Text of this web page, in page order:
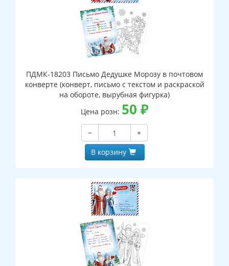
ПДМК-18203 Письмо Дедушке Морозу в почтовом
конверте (конверт, письмо с текстом и раскраской
на обороте, вырубная фигурка)
Цена розн: 50 ₽
−
+
В корзину